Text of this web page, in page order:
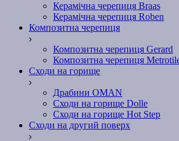
Керамічна черепиця Braas
Керамічна черепиця Roben
Композитна черепиця
Композитна черепиця Gerard
Композитна черепиця
Сходи на горище
Драбини OMAN
Сходи на горище Dolle
Сходи на горище Hot Step
Сходи на другий поверх